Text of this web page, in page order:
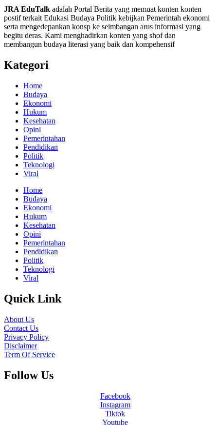
JRA EduTalk adalah Portal Berita yang memuat konten konten
postif terkait Edukasi Budaya Politik kebijkan Pemerintah ekonomi
serta mengedepankan konsp ke seimbangan arus informasi yang
begitu deras. Kami menghadirkan konten yang shof dan
membangun budaya literasi yang baik dan kompehensif
Kategori
Home
Budaya
Ekonomi
Hukum
Kesehatan
Opini
Pemerintahan
Pendidikan
Politik
Teknologi
Viral
Home
Budaya
Ekonomi
Hukum
Kesehatan
Opini
Pemerintahan
Pendidikan
Politik
Teknologi
Viral
Quick Link
About Us
Contact Us
Privacy Policy
Disclaimer
Term Of Service
Follow Us
Facebook
Instagram
Tiktok
Youtube